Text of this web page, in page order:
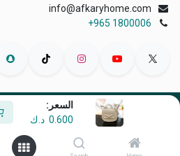
السعر:
0.600 د.ك
info@afkaryhome.com
+965 1800006
حقوق الطبع والنشر ©
الْعَرَبيّة (US)
مشغل بواسطة - رقم واحد